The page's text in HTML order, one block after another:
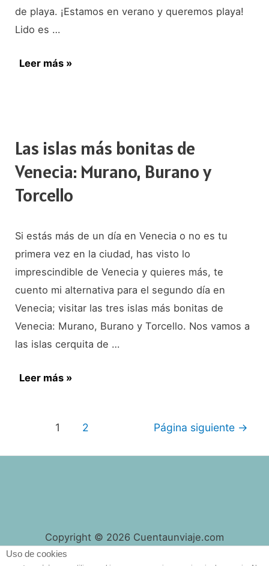
de playa. ¡Estamos en verano y queremos playa!
Lido es …
Playas
Leer más »
Las islas más bonitas de
Venecia: Murano, Burano y
Torcello
Si estás más de un día en Venecia o no es tu
primera vez en la ciudad, has visto lo
imprescindible de Venecia y quieres más, te
cuento mi alternativa para el segundo día en
Venecia; visitar las tres islas más bonitas de
Venecia: Murano, Burano y Torcello. Nos vamos a
las islas cerquita de …
Las
Torcello
Leer más »
Paginación
1 2 Página siguiente →
Copyright © 2026 Cuentaunviaje.com
Uso de cookies